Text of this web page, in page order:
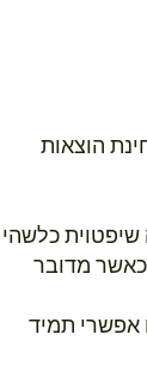
הוצאות
כלשהי
מדובר
אפשרי תמיד